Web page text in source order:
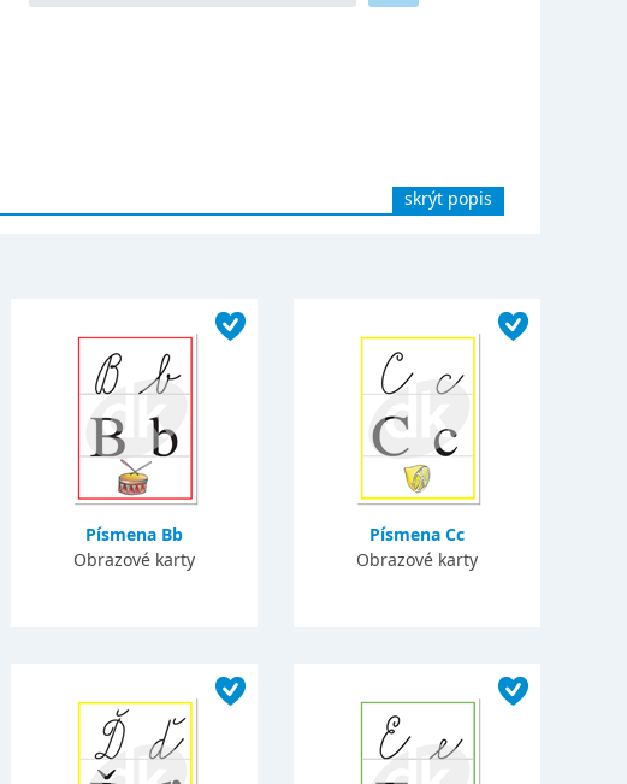
skrýt popis
Písmena Bb
Obrazové karty
Písmena Cc
Obrazové karty